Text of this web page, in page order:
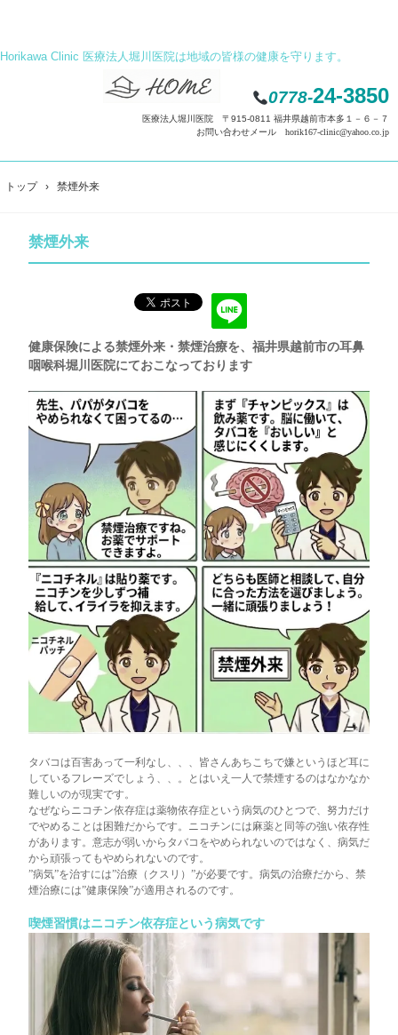
Horikawa Clinic 医療法人堀川医院は地域の皆様の健康を守ります。
0778-24-3850
医療法人堀川医院 〒915-0811 福井県越前市本多１－６－７
お問い合わせメール horik167-clinic@yahoo.co.jp
トップ › 禁煙外来
禁煙外来
健康保険による禁煙外来・禁煙治療を、福井県越前市の耳鼻
咽喉科堀川医院にておこなっております
タバコは百害あって一利なし、、、皆さんあちこちで嫌というほど耳に
しているフレーズでしょう、、。とはいえ一人で禁煙するのはなかなか
難しいのが現実です。
なぜならニコチン依存症は薬物依存症という病気のひとつで、努力だけ
でやめることは困難だからです。ニコチンには麻薬と同等の強い依存性
があります。意志が弱いからタバコをやめられないのではなく、病気だ
から頑張ってもやめられないのです。
”病気”を治すには”治療（クスリ）”が必要です。病気の治療だから、禁
煙治療には”健康保険”が適用されるのです。
喫煙習慣はニコチン依存症という病気です